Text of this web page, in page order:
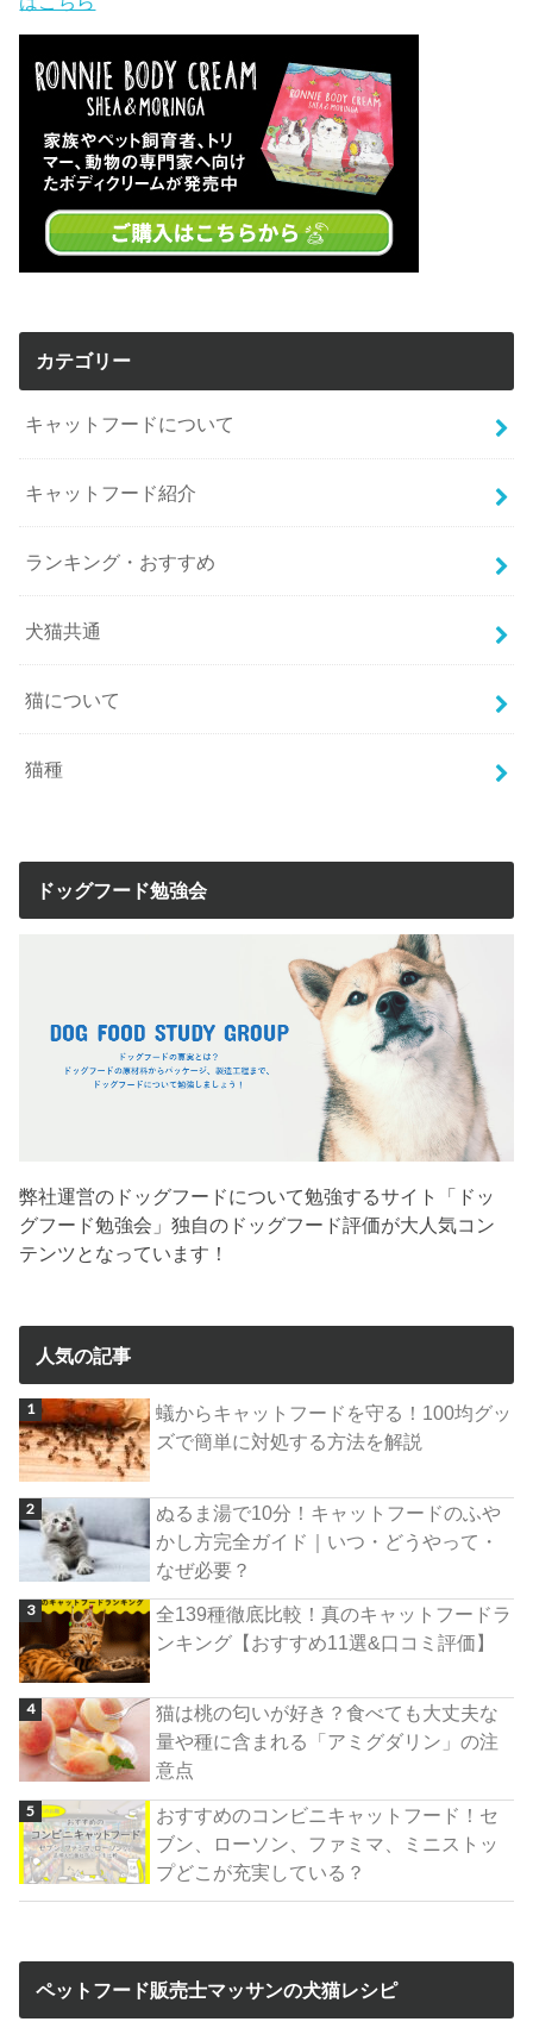
カテゴリー
キャットフードについて
キャットフード紹介
ランキング・おすすめ
犬猫共通
猫について
猫種
ドッグフード勉強会
弊社運営のドッグフードについて勉強するサイト「ドッ
グフード勉強会」独自のドッグフード評価が大人気コン
テンツとなっています！
人気の記事
蟻からキャットフードを守る！100均グッ
ズで簡単に対処する方法を解説
ぬるま湯で10分！キャットフードのふや
かし方完全ガイド｜いつ・どうやって・
なぜ必要？
全139種徹底比較！真のキャットフードラ
ンキング【おすすめ11選&口コミ評価】
猫は桃の匂いが好き？食べても大丈夫な
量や種に含まれる「アミグダリン」の注
意点
おすすめのコンビニキャットフード！セ
ブン、ローソン、ファミマ、ミニストッ
プどこが充実している？
ペットフード販売士マッサンの犬猫レシピ